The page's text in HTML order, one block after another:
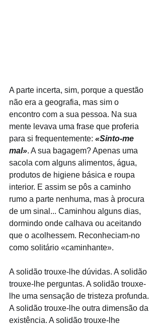
A parte incerta, sim, porque a questão
não era a geografia, mas sim o
encontro com a sua pessoa. Na sua
mente levava uma frase que proferia
para si frequentemente: «Sinto-me
mal». A sua bagagem? Apenas uma
sacola com alguns alimentos, água,
produtos de higiene básica e roupa
interior. E assim se pôs a caminho
rumo a parte nenhuma, mas à procura
de um sinal... Caminhou alguns dias,
dormindo onde calhava ou aceitando
que o acolhessem. Reconheciam-no
como solitário «caminhante».
A solidão trouxe-lhe dúvidas. A solidão
trouxe-lhe perguntas. A solidão trouxe-
lhe uma sensação de tristeza profunda.
A solidão trouxe-lhe outra dimensão da
existência. A solidão trouxe-lhe